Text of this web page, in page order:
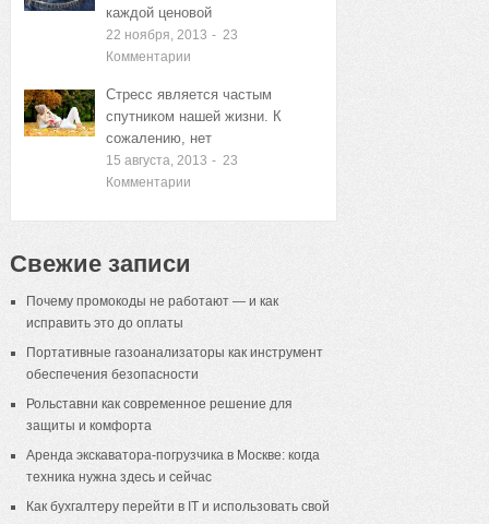
каждой ценовой
22 ноября, 2013 - 23
Комментарии
Стресс является частым
спутником нашей жизни. К
сожалению, нет
15 августа, 2013 - 23
Комментарии
Свежие записи
Почему промокоды не работают — и как
исправить это до оплаты
Портативные газоанализаторы как инструмент
обеспечения безопасности
Рольставни как современное решение для
защиты и комфорта
Аренда экскаватора-погрузчика в Москве: когда
техника нужна здесь и сейчас
Как бухгалтеру перейти в IT и использовать свой